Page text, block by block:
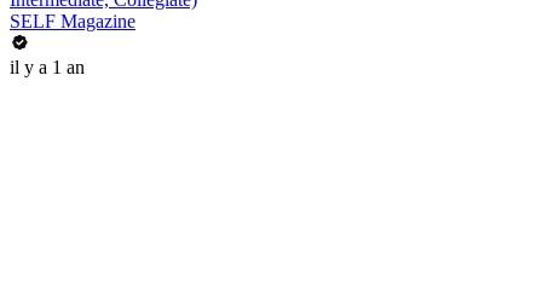
SELF Magazine
il y a 1 an